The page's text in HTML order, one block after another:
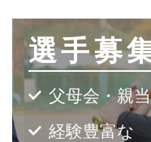
選手募
父母会・親
経験豊富な